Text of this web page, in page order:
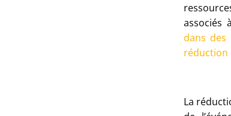
associés
dans des
réduction
La